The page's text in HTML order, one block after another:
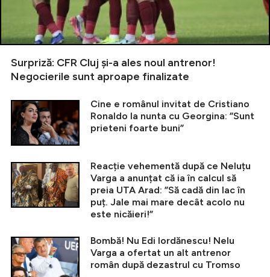
Surpriză: CFR Cluj și-a ales noul antrenor!
Negocierile sunt aproape finalizate
Cine e românul invitat de Cristiano
Ronaldo la nunta cu Georgina: ”Sunt
prieteni foarte buni”
Reacție vehementă după ce Neluțu
Varga a anunțat că ia în calcul să
preia UTA Arad: ”Să cadă din lac în
puț. Jale mai mare decât acolo nu
este nicăieri!”
Bombă! Nu Edi Iordănescu! Nelu
Varga a ofertat un alt antrenor
român după dezastrul cu Tromso